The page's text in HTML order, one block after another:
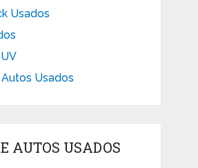
Usados
Usados
AUTOS USADOS